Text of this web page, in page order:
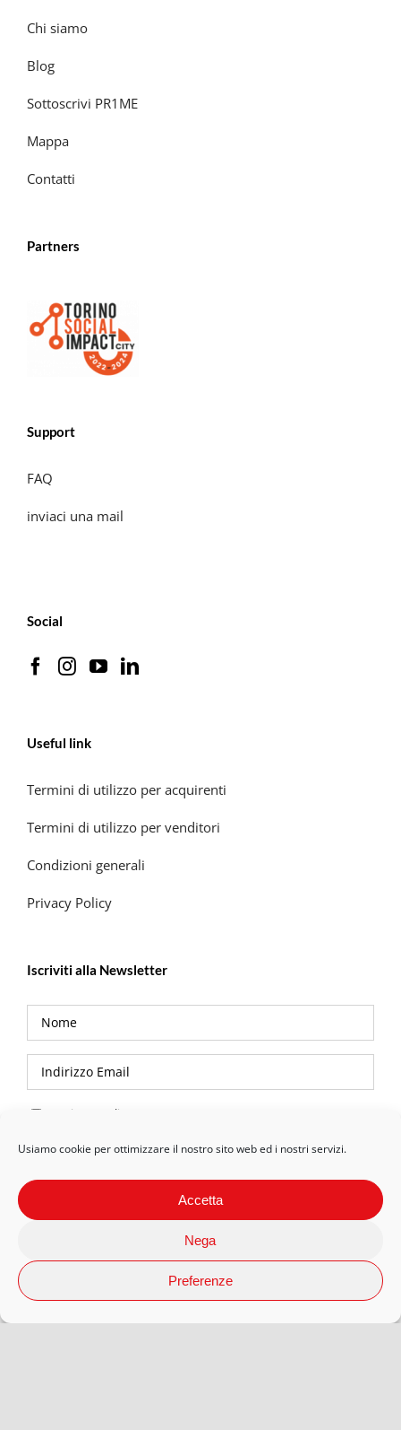
Usiamo cookie per ottimizzare il nostro sito web ed i nostri servizi.
Accetta
Nega
Preferenze
Chi siamo
Blog
Sottoscrivi PR1ME
Mappa
Contatti
Partners
Support
FAQ
inviaci una mail
Social
Useful link
Termini di utilizzo per acquirenti
Termini di utilizzo per venditori
Condizioni generali
Privacy Policy
Iscriviti alla Newsletter
Privacy Policy